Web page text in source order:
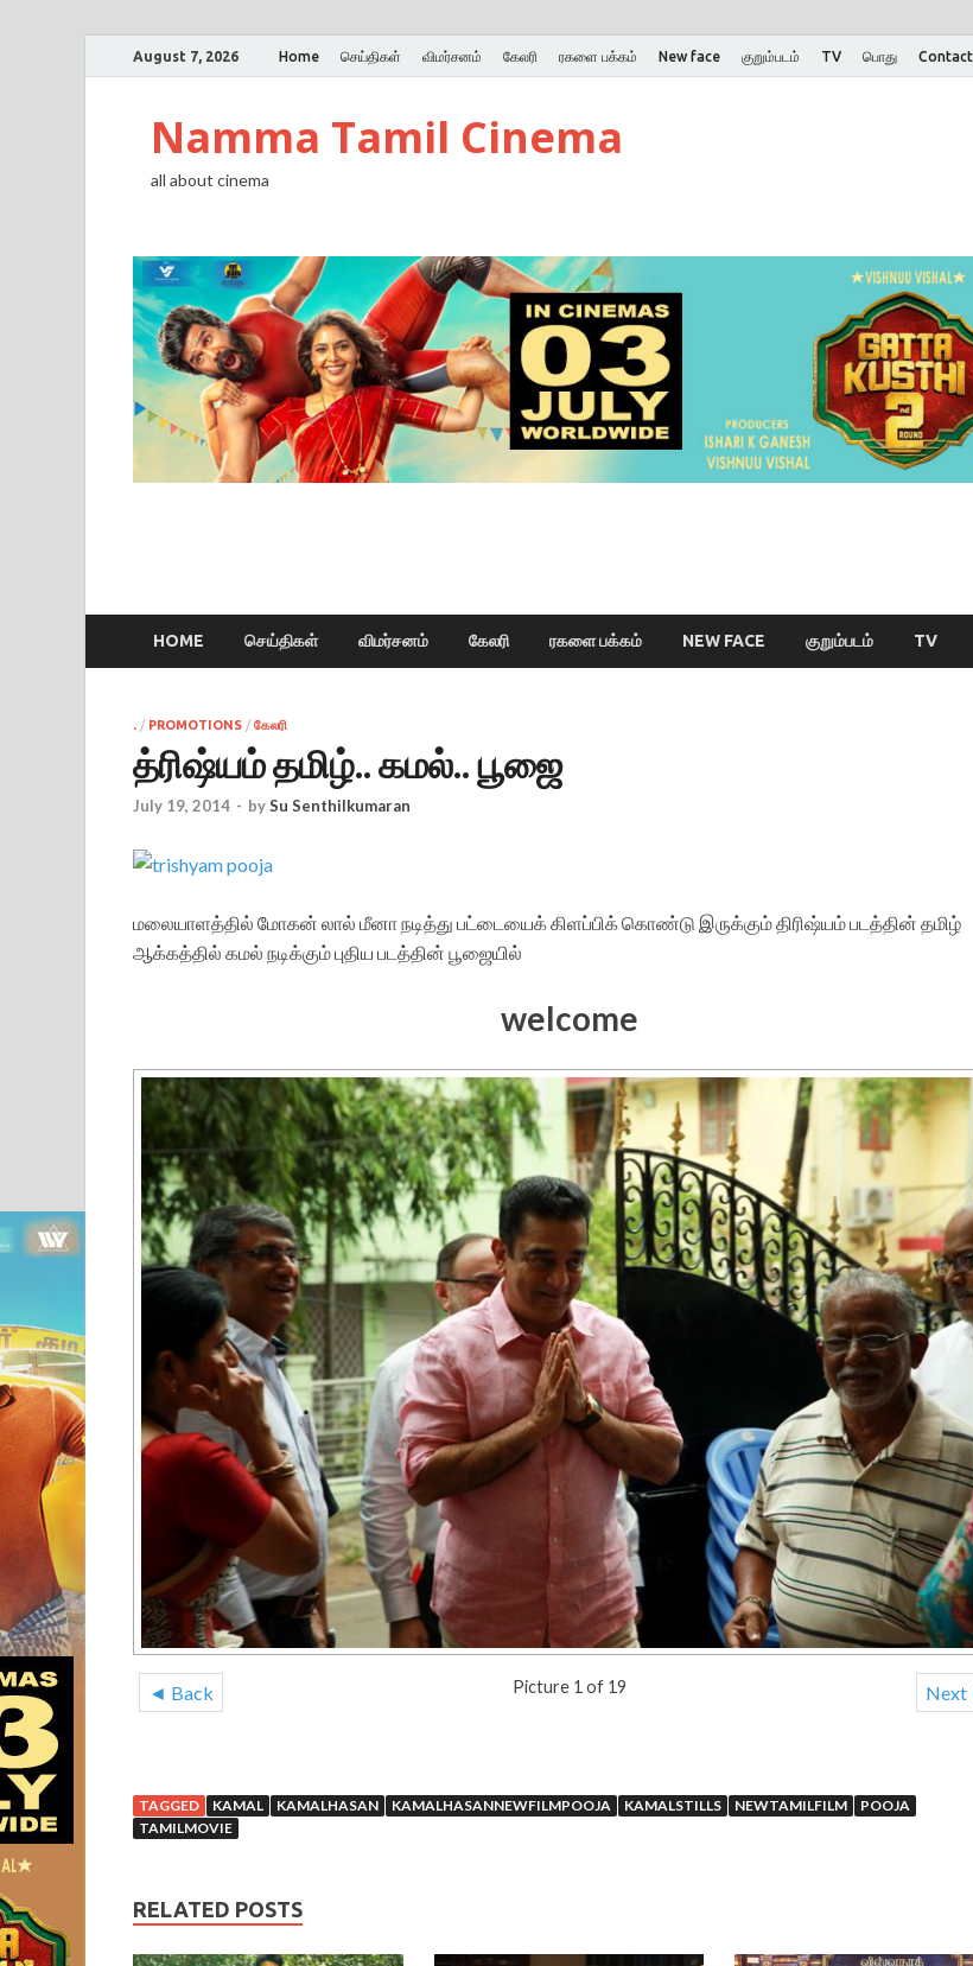
August 7, 2026 Home செய்திகள் விமர்சனம் கேலரி ரகளை பக்கம் New face குறும்படம் TV பொது Contact
Namma Tamil Cinema
all about cinema
HOME செய்திகள் விமர்சனம் கேலரி ரகளை பக்கம் NEW FACE குறும்படம் TV
. / PROMOTIONS / கேலரி
த்ரிஷ்யம் தமிழ்.. கமல்.. பூஜை
July 19, 2014 - bySu Senthilkumaran
மலையாளத்தில் மோகன் லால் மீனா நடித்து பட்டையைக் கிளப்பிக் கொண்டு இருக்கும் திரிஷ்யம் படத்தின் தமிழ்
ஆக்கத்தில் கமல் நடிக்கும் புதிய படத்தின் பூஜையில்
welcome
◄ Back Next
Picture 1 of 19
TAGGED KAMAL KAMALHASAN KAMALHASANNEWFILMPOOJA KAMALSTILLS NEWTAMILFILM
POOJA
TAMILMOVIE
RELATED POSTS